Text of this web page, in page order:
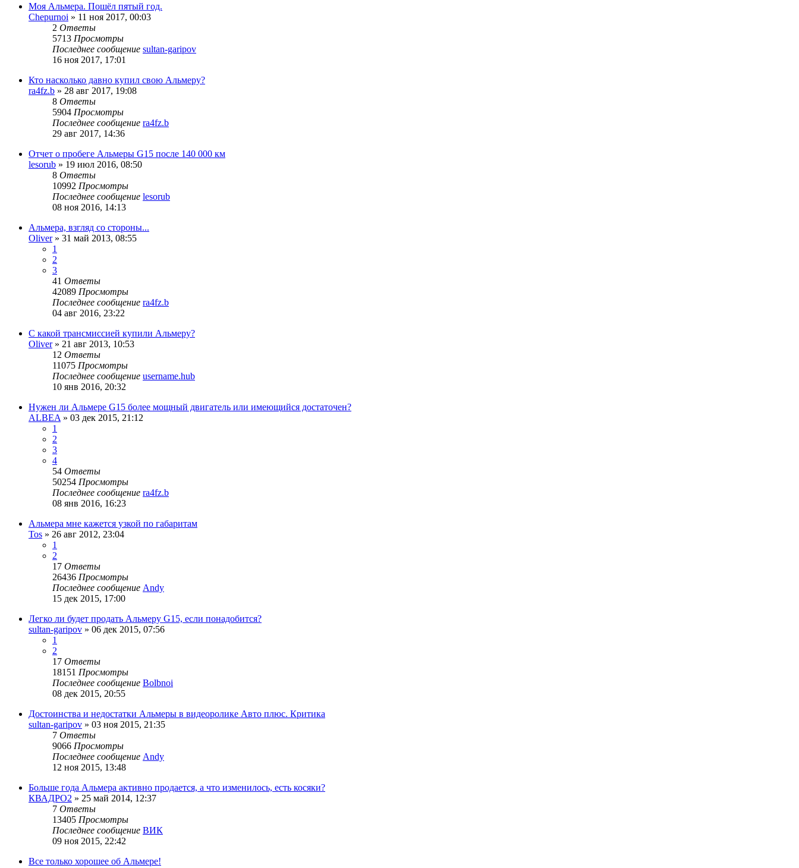
Моя Альмера. Пошёл пятый год.
Chepurnoi » 11 ноя 2017, 00:03
2 Ответы
5713 Просмотры
Последнее сообщение sultan-garipov
16 ноя 2017, 17:01
Кто насколько давно купил свою Альмеру?
ra4fz.b » 28 авг 2017, 19:08
8 Ответы
5904 Просмотры
Последнее сообщение ra4fz.b
29 авг 2017, 14:36
Отчет о пробеге Альмеры G15 после 140 000 км
lesorub » 19 июл 2016, 08:50
8 Ответы
10992 Просмотры
Последнее сообщение lesorub
08 ноя 2016, 14:13
Альмера, взгляд со стороны...
Oliver» 31 май 2013, 08:55
1
2
3
41 Ответы
42089 Просмотры
Последнее сообщение ra4fz.b
04 авг 2016, 23:22
С какой трансмиссией купили Альмеру?
Oliver» 21 авг 2013, 10:53
12 Ответы
11075 Просмотры
Последнее сообщение username.hub
10 янв 2016, 20:32
Нужен ли Альмере G15 более мощный двигатель или имеющийся достаточен?
ALBEA » 03 дек 2015, 21:12
1
2
3
4
54 Ответы
50254 Просмотры
Последнее сообщение ra4fz.b
08 янв 2016, 16:23
Альмера мне кажется узкой по габаритам
Tos » 26 авг 2012, 23:04
1
2
17 Ответы
26436 Просмотры
Последнее сообщение Andy
15 дек 2015, 17:00
Легко ли будет продать Альмеру G15, если понадобится?
sultan-garipov » 06 дек 2015, 07:56
1
2
17 Ответы
18151 Просмотры
Последнее сообщение Bolbnoi
08 дек 2015, 20:55
Достоинства и недостатки Альмеры в видеоролике Авто плюс. Критика
sultan-garipov » 03 ноя 2015, 21:35
7 Ответы
9066 Просмотры
Последнее сообщение Andy
12 ноя 2015, 13:48
Больше года Альмера активно продается, а что изменилось, есть косяки?
КВАДРО2 » 25 май 2014, 12:37
7 Ответы
13405 Просмотры
Последнее сообщение ВИК
09 ноя 2015, 22:42
Все только хорошее об Альмере!